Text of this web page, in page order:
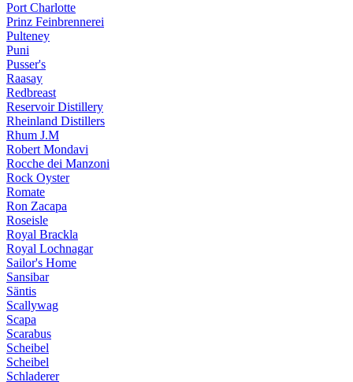
Port Charlotte
Prinz Feinbrennerei
Pulteney
Puni
Pusser's
Raasay
Redbreast
Reservoir Distillery
Rheinland Distillers
Rhum J.M
Robert Mondavi
Rocche dei Manzoni
Rock Oyster
Romate
Ron Zacapa
Roseisle
Royal Brackla
Royal Lochnagar
Sailor's Home
Sansibar
Säntis
Scallywag
Scapa
Scarabus
Scheibel
Scheibel
Schladerer